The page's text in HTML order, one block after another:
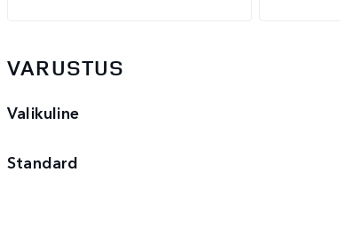
VARUSTUS
Valikuline
Standard